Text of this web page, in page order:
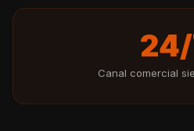
Canal comercial